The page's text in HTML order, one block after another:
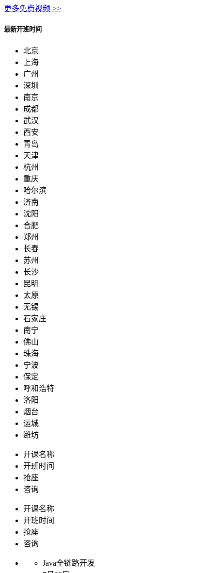
更多免费视频 >>
最新开班时间
北京
上海
广州
深圳
南京
成都
武汉
西安
青岛
天津
杭州
重庆
哈尔滨
济南
沈阳
合肥
郑州
长春
苏州
长沙
昆明
太原
无锡
石家庄
南宁
佛山
珠海
宁波
保定
呼和浩特
洛阳
烟台
运城
潍坊
开课名称
开班时间
抢座
咨询
开课名称
开班时间
抢座
咨询
Java全链路开发